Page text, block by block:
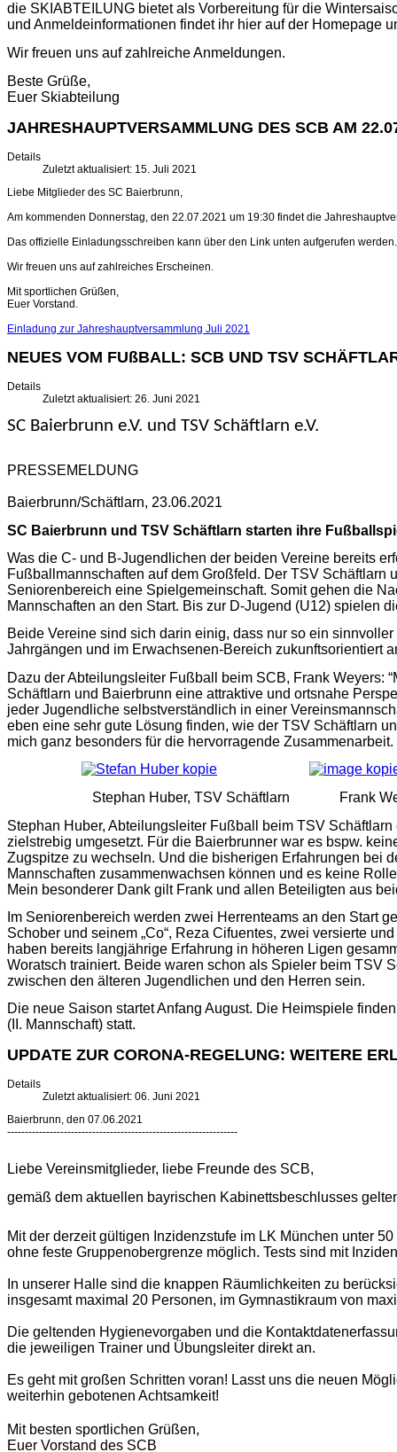
die SKIABTEILUNG bietet als Vorbereitung für die
und Anmeldeinformationen findet ihr hier auf der Homepage
Wir freuen uns auf zahlreiche Anmeldungen.
Beste Grüße,
Euer Skiabteilung
JAHRESHAUPTVERSAMMLUNG DES SCB AM
Details
Zuletzt aktualisiert: 15. Juli 2021
Liebe Mitglieder des SC Baierbrunn,
Am kommenden Donnerstag, den 22.07.2021 um 19:30 findet die
Das offizielle Einladungsschreiben kann über den Link unten aufgerufen werden.
Wir freuen uns auf zahlreiches Erscheinen.
Mit sportlichen Grüßen,
Euer Vorstand.
Einladung zur Jahreshauptversammlung Juli 2021
NEUES VOM FUßBALL: SCB UND TSV
Details
Zuletzt aktualisiert: 26. Juni 2021
SC Baierbrunn e.V. und TSV
PRESSEMELDUNG
Baierbrunn/Schäftlarn,
SC Baierbrunn und TSV Schäftlarn starten ihre
Was die C- und B-Jugendlichen der beiden Vereine bereits
Fußballmannschaften auf dem Großfeld. Der TSV
Seniorenbereich eine Spielgemeinschaft. Somit gehen die
Mannschaften an den Start. Bis zur D-Jugend (U12) spielen
Beide Vereine sind sich darin einig, dass nur so ein
Jahrgängen und im Erwachsenen-Bereich zukunftsorientiert
Dazu der Abteilungsleiter Fußball beim SCB, Frank Weyers:
Schäftlarn und Baierbrunn eine attraktive und ortsnahe
jeder Jugendliche selbstverständlich in einer
eben eine sehr gute Lösung finden, wie der TSV Schäftlarn
mich ganz besonders für die hervorragende
Stephan Huber, TSV Schäftlarn Frank
Stephan Huber, Abteilungsleiter Fußball
beim TSV
zielstrebig umgesetzt. Für die Baierbrunner war es bspw.
Zugspitze zu wechseln. Und die bisherigen Erfahrungen bei
Mannschaften zusammenwachsen können und es keine
Mein besonderer Dank gilt Frank und allen Beteiligten aus
Im Seniorenbereich werden zwei Herrenteams an den Start
Schober und seinem „Co“, Reza Cifuentes, zwei versierte
haben bereits langjährige Erfahrung in höheren Ligen
Woratsch trainiert. Beide waren schon als Spieler beim TSV
zwischen den älteren Jugendlichen und den Herren sein.
Die neue Saison startet Anfang August. Die Heimspiele
(II. Mannschaft) statt.
UPDATE ZUR CORONA-REGELUNG: WEITERE
Details
Zuletzt aktualisiert: 06. Juni 2021
Baierbrunn, den 07.06.2021
-----------------------------------------------------------------
Liebe Vereinsmitglieder, liebe Freunde des SCB,
gemäß dem aktuellen bayrischen Kabinettsbeschlusses
Mit der derzeit gültigen Inzidenzstufe im LK München unter
ohne feste Gruppenobergrenze möglich. Tests sind mit
In unserer Halle sind die knappen Räumlichkeiten zu
insgesamt maximal 20 Personen, im Gymnastikraum von
Die geltenden Hygienevorgaben und die
die jeweiligen Trainer und Übungsleiter direkt an.
Es geht mit großen Schritten voran! Lasst uns die neuen
weiterhin gebotenen Achtsamkeit!
Mit besten sportlichen Grüßen,
Euer Vorstand des SCB